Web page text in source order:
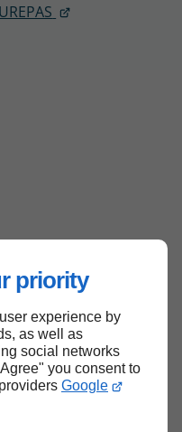
priority
experience by
as well as
social networks
you consent to
Google